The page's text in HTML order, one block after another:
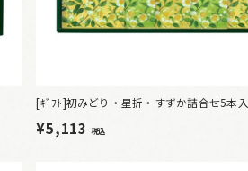
[ｷﾞﾌﾄ]初みどり・星折・すずか詰合せ5本入
¥5,113 税込